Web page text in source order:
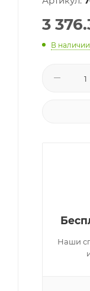
3
В наличии
Наши